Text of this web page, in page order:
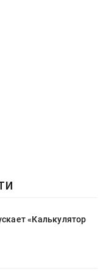
«Калькулятор